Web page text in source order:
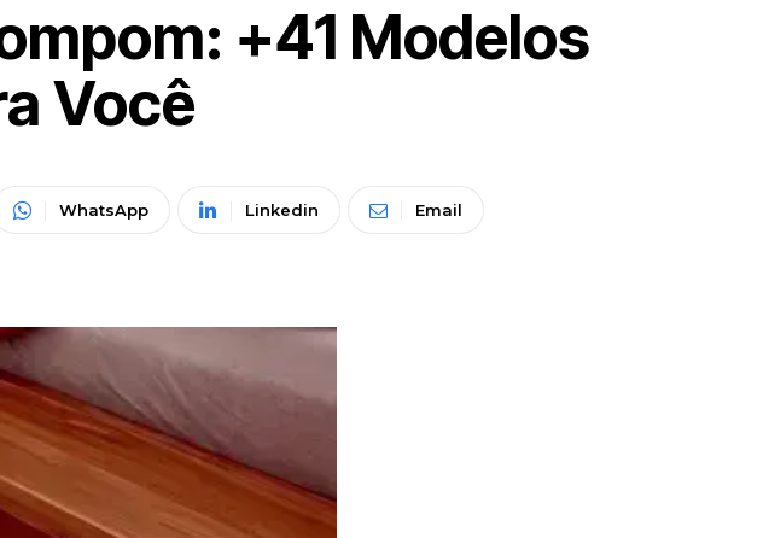
+41 Modelos
Você
WhatsApp Linkedin Email